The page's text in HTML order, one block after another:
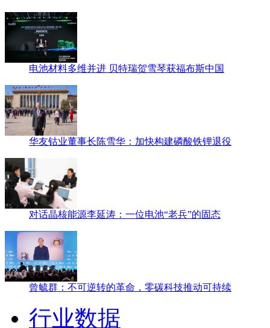
电池材料多维并进 贝特瑞贺雪琴获福布斯中国
华友钴业董事长陈雪华：加快构建磷酸铁锂退役
对话晶核能源李延涛：一位电池“老兵”的固态
曾毓群：不可逆转的革命，零碳科技推动可持续
行业数据